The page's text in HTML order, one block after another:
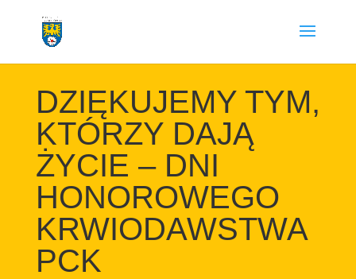
DZIĘKUJEMY TYM,
KTÓRZY DAJĄ
ŻYCIE – DNI
HONOROWEGO
KRWIODAWSTWA
PCK